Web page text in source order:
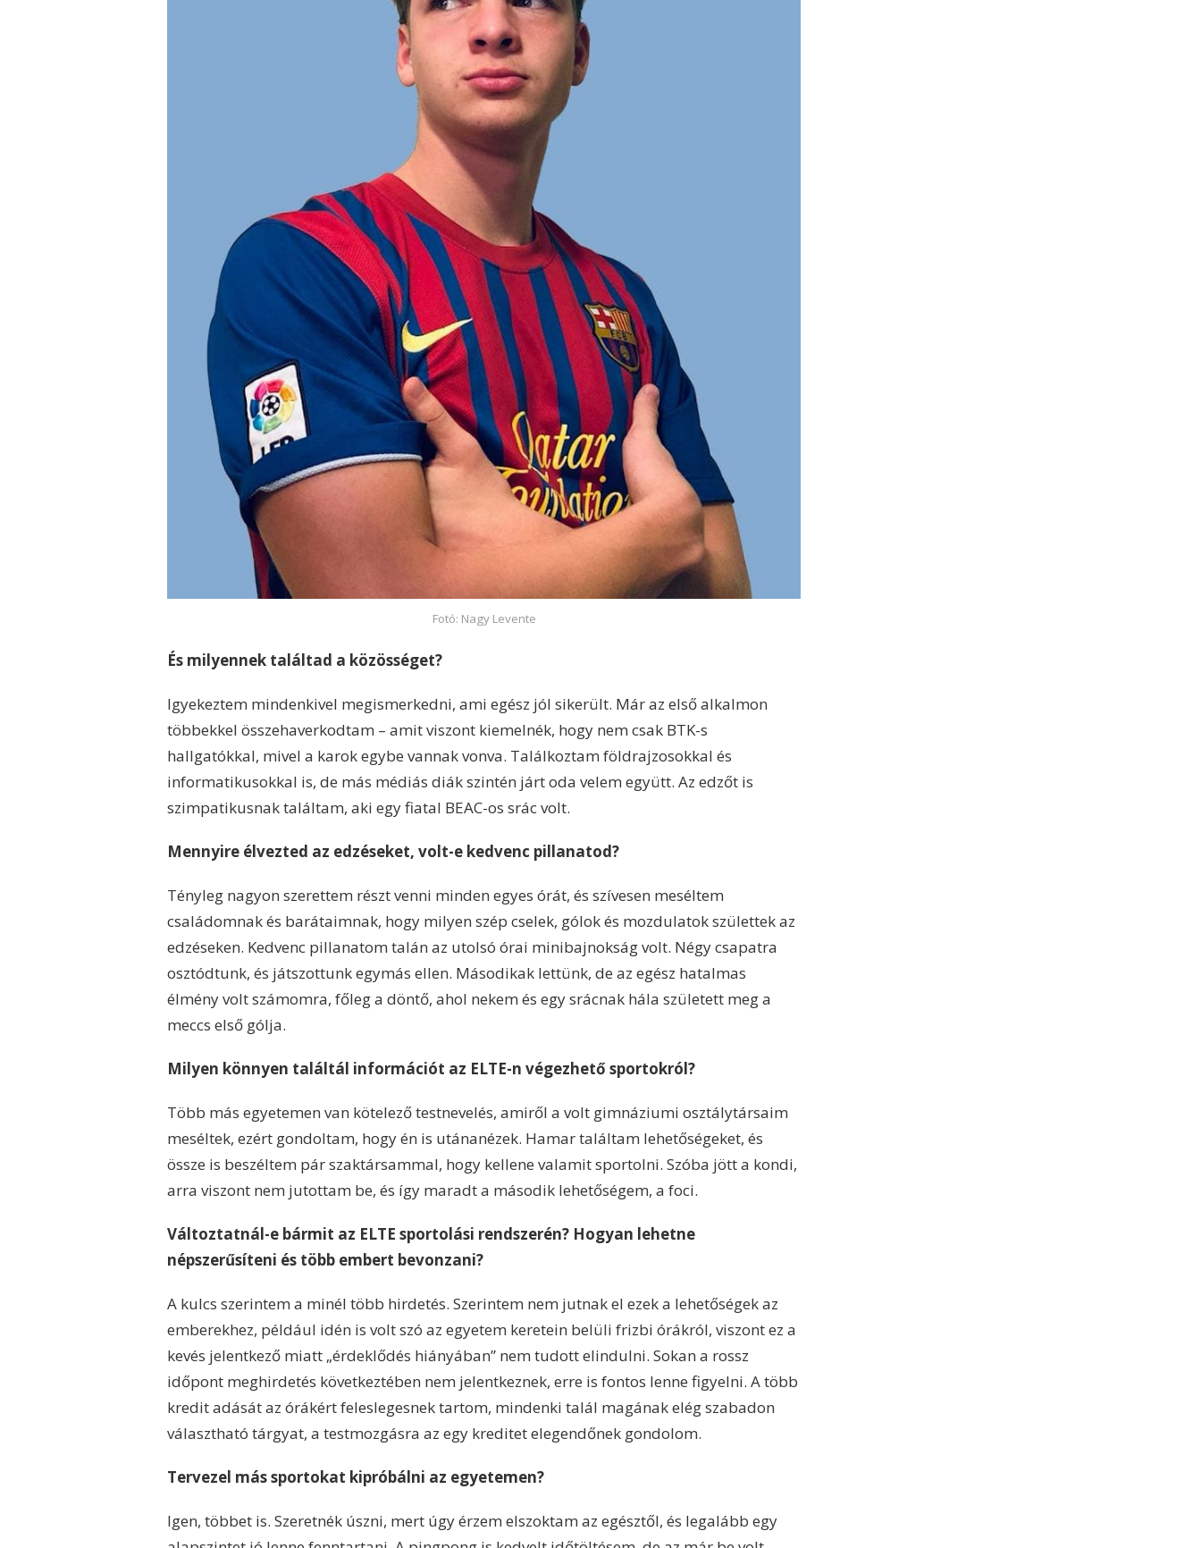
Fotó: Nagy Levente
És milyennek találtad a közösséget?
Igyekeztem mindenkivel megismerkedni, ami egész jól sikerült. Már az első alkalmon
többekkel összehaverkodtam – amit viszont kiemelnék, hogy nem csak BTK-s
hallgatókkal, mivel a karok egybe vannak vonva. Találkoztam földrajzosokkal és
informatikusokkal is, de más médiás diák szintén járt oda velem együtt. Az edzőt is
szimpatikusnak találtam, aki egy fiatal BEAC-os srác volt.
Mennyire élvezted az edzéseket, volt-e kedvenc pillanatod?
Tényleg nagyon szerettem részt venni minden egyes órát, és szívesen meséltem
családomnak és barátaimnak, hogy milyen szép cselek, gólok és mozdulatok születtek az
edzéseken. Kedvenc pillanatom talán az utolsó órai minibajnokság volt. Négy csapatra
osztódtunk, és játszottunk egymás ellen. Másodikak lettünk, de az egész hatalmas
élmény volt számomra, főleg a döntő, ahol nekem és egy srácnak hála született meg a
meccs első gólja.
Milyen könnyen találtál információt az ELTE-n végezhető sportokról?
Több más egyetemen van kötelező testnevelés, amiről a volt gimnáziumi osztálytársaim
meséltek, ezért gondoltam, hogy én is utánanézek. Hamar találtam lehetőségeket, és
össze is beszéltem pár szaktársammal, hogy kellene valamit sportolni. Szóba jött a kondi,
arra viszont nem jutottam be, és így maradt a második lehetőségem, a foci.
Változtatnál-e bármit az ELTE sportolási rendszerén? Hogyan lehetne
népszerűsíteni és több embert bevonzani?
A kulcs szerintem a minél több hirdetés. Szerintem nem jutnak el ezek a lehetőségek az
emberekhez, például idén is volt szó az egyetem keretein belüli frizbi órákról, viszont ez a
kevés jelentkező miatt „érdeklődés hiányában” nem tudott elindulni. Sokan a rossz
időpont meghirdetés következtében nem jelentkeznek, erre is fontos lenne figyelni. A több
kredit adását az órákért feleslegesnek tartom, mindenki talál magának elég szabadon
választható tárgyat, a testmozgásra az egy kreditet elegendőnek gondolom.
Tervezel más sportokat kipróbálni az egyetemen?
Igen, többet is. Szeretnék úszni, mert úgy érzem elszoktam az egésztől, és legalább egy